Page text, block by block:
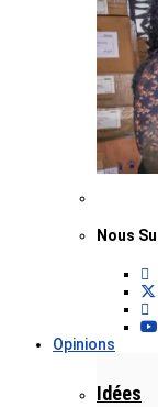
Nous
Opinions
Idées